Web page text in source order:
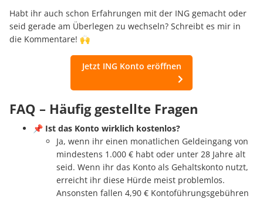
Habt ihr auch schon Erfahrungen mit der ING gemacht oder
seid gerade am Überlegen zu wechseln? Schreibt es mir in
die Kommentare! 🙌
Jetzt ING Konto eröffnen
FAQ – Häufig gestellte Fragen
📌 Ist das Konto wirklich kostenlos?
Ja, wenn ihr einen monatlichen Geldeingang von
mindestens 1.000 € habt oder unter 28 Jahre alt
seid. Wenn ihr das Konto als Gehaltskonto nutzt,
erreicht ihr diese Hürde meist problemlos.
Ansonsten fallen 4,90 € Kontoführungsgebühren